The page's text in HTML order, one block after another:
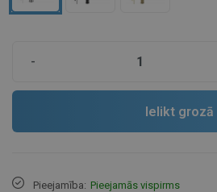
-
Ielikt grozā
Pieejamība: Pieejamās vispirms